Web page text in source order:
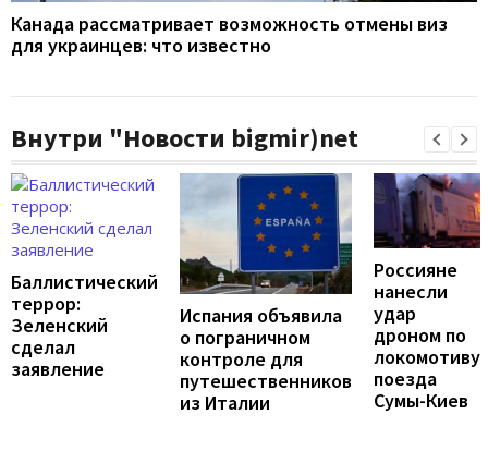
Канада рассматривает возможность отмены виз
для украинцев: что известно
Внутри "Новости bigmir)net
Баллистический
террор:
Зеленский
сделал
заявление
Испания объявила
о пограничном
контроле для
путешественников
из Италии
Россияне
нанесли
удар
дроном по
локомотиву
поезда
Сумы-Киев